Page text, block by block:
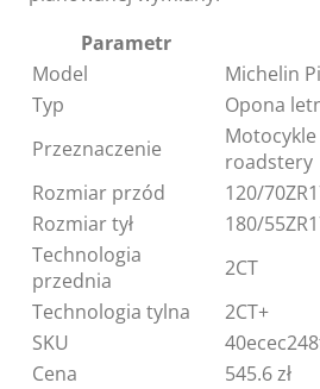
Parametr
Model
Michelin
Typ
Opona
Przeznaczenie
roadstery
Rozmiar przód
120/
Rozmiar tył
180/
Technologia
przednia
2CT
Technologia tylna
2CT+
SKU
Cena
545.6 zł